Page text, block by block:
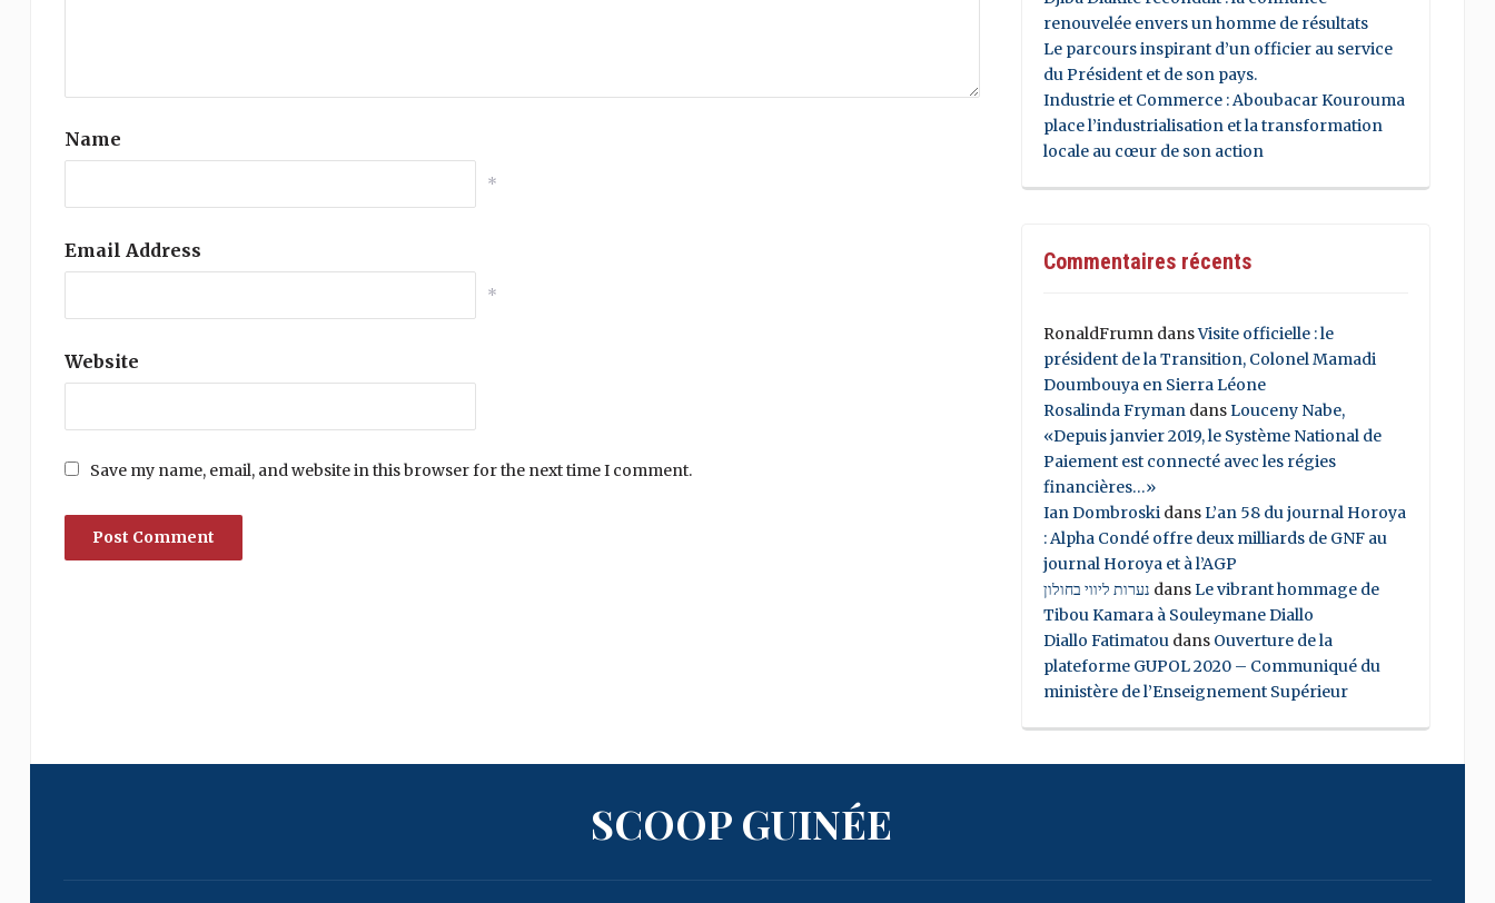
Name
*
Email Address
*
Website
Save my name, email, and website in this browser for the next time I comment.
renouvelée envers un homme de résultats
Le parcours inspirant d’un officier au service
du Président et de son pays.
Industrie et Commerce : Aboubacar Kourouma
place l’industrialisation et la transformation
locale au cœur de son action
Commentaires récents
RonaldFrumndansVisite officielle : le
président de la Transition, Colonel Mamadi
Doumbouya en Sierra Léone
Rosalinda FrymandansLouceny Nabe,
«Depuis janvier 2019, le Système National de
Paiement est connecté avec les régies
financières…»
Ian DombroskidansL’an 58 du journal Horoya
: Alpha Condé offre deux milliards de GNF au
journal Horoya et à l’AGP
נערות ליווי בחולון dansLe vibrant hommage de
Tibou Kamara à Souleymane Diallo
Diallo Fatimatoudans Ouverture de la
plateforme GUPOL 2020 – Communiqué du
ministère de l’Enseignement Supérieur
SCOOP GUINÉE